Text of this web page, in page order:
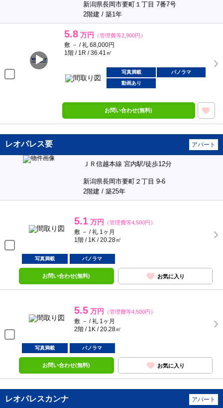
新潟県長岡市要町１丁目 7番7号
2階建 / 築1年
5.8 万円 （管理費等2,900円）
敷 － / 礼 68,000円
1階 / 1R / 36.41㎡
写真満載
パノラマ
動画あり
お問い合わせ(無料)
レオパレス要 アパート
ＪＲ信越本線 宮内駅/徒歩12分
新潟県長岡市要町２丁目 9-6
2階建 / 築25年
5.1 万円 （管理費等4,500円）
敷 － / 礼 1ヶ月
1階 / 1K / 20.28㎡
写真満載 パノラマ
お問い合わせ(無料) お気に入り
5.5 万円 （管理費等4,500円）
敷 － / 礼 1ヶ月
2階 / 1K / 20.28㎡
写真満載 パノラマ
お問い合わせ(無料) お気に入り
レオパレスカンナ アパート